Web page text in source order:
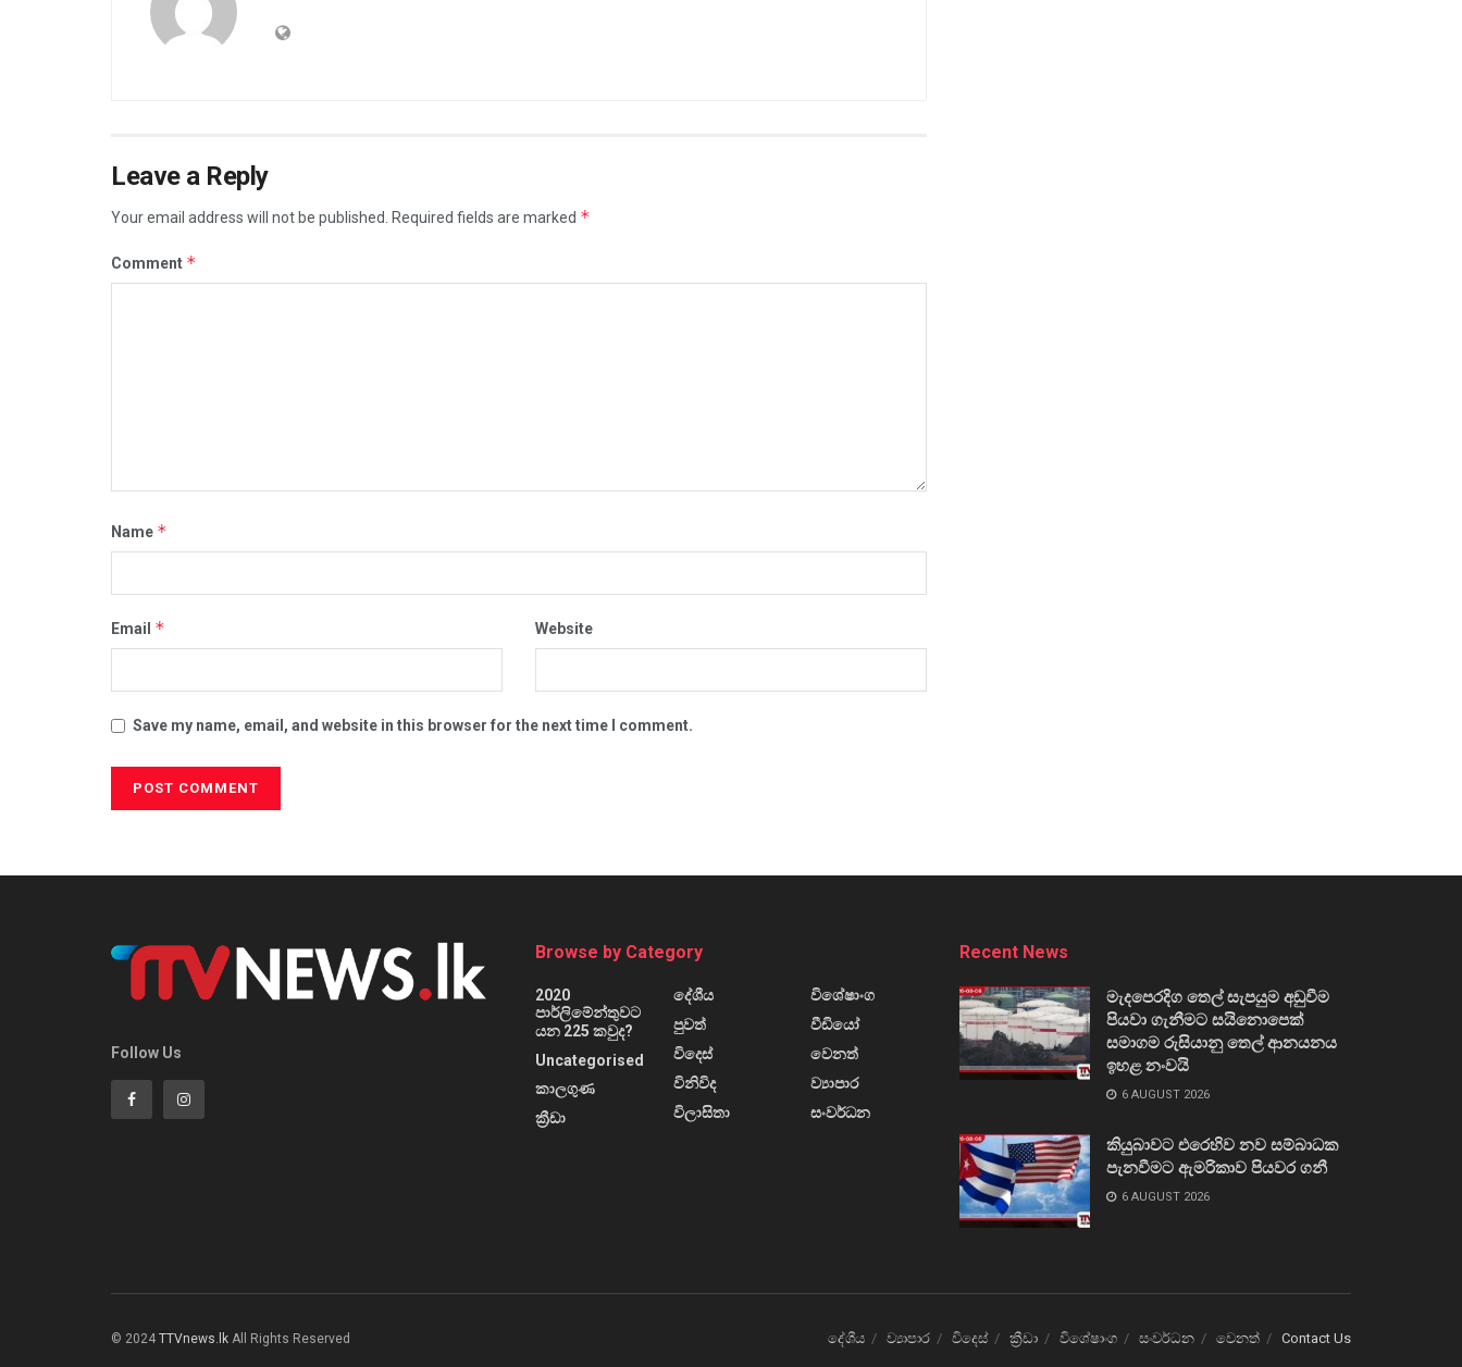
Leave a Reply
Your email address will not be published. Required fields are marked *
Comment *
Name *
Email * Website
Save my name, email, and website in this browser for the next time I comment.
Follow Us
Browse by Category
2020
පාර්ලිමේන්තුවට
යන 225 කවුද?
Uncategorised
කාලගුණ
ක්‍රීඩා
දේශීය
පුවත්
විදෙස්
විනිවිද
විලාසිතා
විශේෂාංග
වීඩියෝ
වෙනත්
ව්‍යාපාර
සංවර්ධන
Recent News
මැදපෙරදිග තෙල් සැපයුම අඩුවීම
පියවා ගැනීමට සයිනොපෙක්
සමාගම රුසියානු තෙල් ආනයනය
ඉහළ නංවයි
6 AUGUST 2026
කියුබාවට එරෙහිව නව සම්බාධක
පැනවීමට ඇමරිකාව පියවර ගනී
6 AUGUST 2026
දේශීය ව්‍යාපාර විදෙස් ක්‍රීඩා විශේෂාංග සංවර්ධන වෙනත් Contact Us
© 2024 TTVnews.lk All Rights Reserved